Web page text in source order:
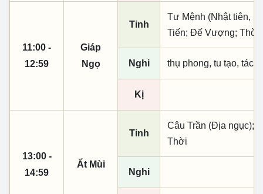
11:00 -
12:59
Giáp
Ngọ
Tinh
Tư Mệnh (Nhật tiên,
Tiến; Đế Vượng; Thời
Nghi thụ phong, tu tạo, tác
Kị
13:00 -
14:59
Ất Mùi
Tinh
Câu Trần (Địa ngục);
Thời
Nghi